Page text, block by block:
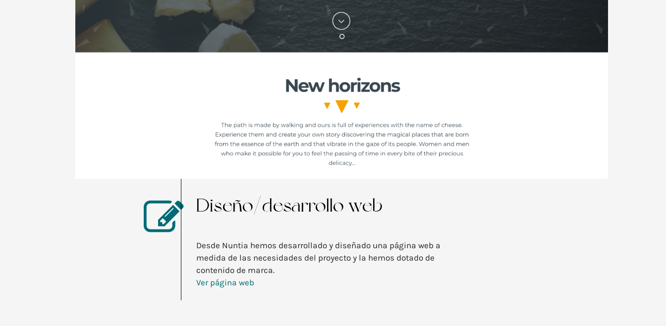
Diseño/desarrollo web
Desde Nuntia hemos desarrollado y diseñado una página web a
medida de las necesidades del proyecto y la hemos dotado de
contenido de marca.
Ver página web